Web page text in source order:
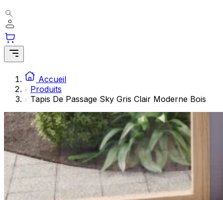
Accueil
Produits
Tapis De Passage Sky Gris Clair Moderne Bois
Les cookies marketing sont utilisés pour suivre les
engageantes pour l'utilisateur individuel et, par
Les cookies non classés sont des cookies qui sont en